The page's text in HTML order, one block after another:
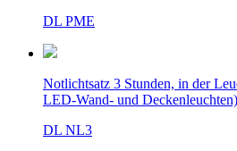
DL PME
Notlichtsatz 3 Stunden, in der
LED-Wand- und Deckenleuchten)
DL NL3